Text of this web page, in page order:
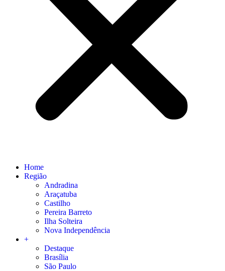
Home
Região
Andradina
Araçatuba
Castilho
Pereira Barreto
Ilha Solteira
Nova Independência
+
Destaque
Brasília
São Paulo